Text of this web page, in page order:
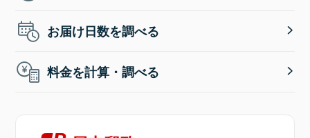
お届け日数を調べる
料金を計算・調べる